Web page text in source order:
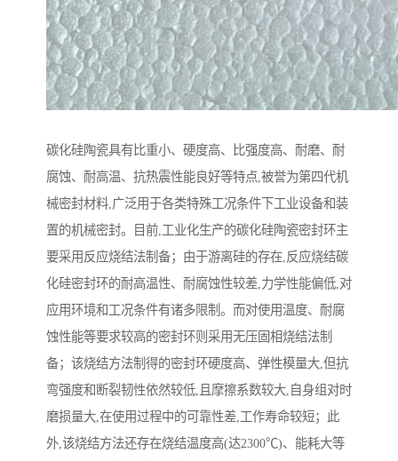
碳化硅陶瓷具有比重小、硬度高、比强度高、耐磨、耐
腐蚀、耐高温、抗热震性能良好等特点,被誉为第四代机
械密封材料,广泛用于各类特殊工况条件下工业设备和装
置的机械密封。目前,工业化生产的碳化硅陶瓷密封环主
要采用反应烧结法制备；由于游离硅的存在,反应烧结碳
化硅密封环的耐高温性、耐腐蚀性较差,力学性能偏低,对
应用环境和工况条件有诸多限制。而对使用温度、耐腐
蚀性能等要求较高的密封环则采用无压固相烧结法制
备；该烧结方法制得的密封环硬度高、弹性模量大,但抗
弯强度和断裂韧性依然较低,且摩擦系数较大,自身组对时
磨损量大,在使用过程中的可靠性差,工作寿命较短；此
外,该烧结方法还存在烧结温度高(达2300℃)、能耗大等